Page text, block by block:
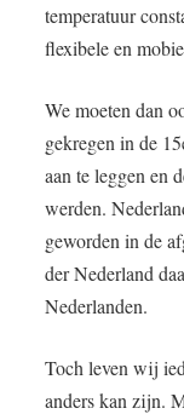
temperatuur
flexibele en
We moeten dan
gekregen in de
aan te leggen en
werden.
geworden in de
der Nederland
Nederlanden.
Toch leven wij
anders kan zijn.